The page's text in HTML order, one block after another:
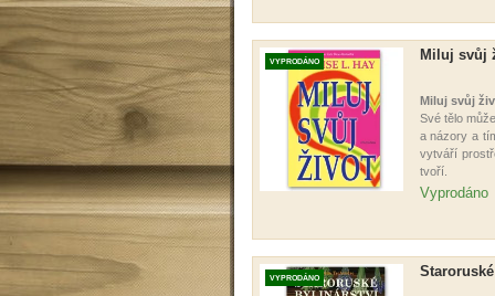
Miluj svůj
VYPRODÁNO
Miluj svůj
Své tělo
a názory a
vytváří
tvoří.
Vyprodáno
VYPRODÁNO